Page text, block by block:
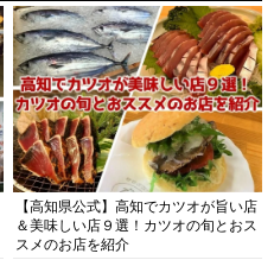
【高知県公式】高知でカツオが旨い店
＆美味しい店９選！カツオの旬とおス
スメのお店を紹介